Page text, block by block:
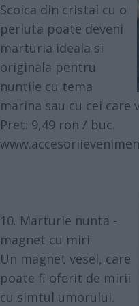
Scoica din cristal cu o
perluta poate deveni
marturia ideala si
originala pentru
nuntile cu tema
marina sau cu cei care
Pret: 9,49 ron / buc.
10. Marturie nunta -
magnet cu miri
Un magnet vesel, care
poate fi oferit de mirii
cu simtul umorului.